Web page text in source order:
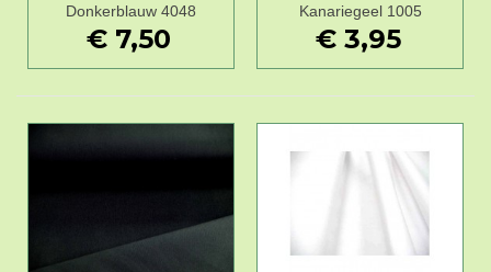
Donkerblauw 4048
€ 7,50
Kanariegeel 1005
€ 3,95